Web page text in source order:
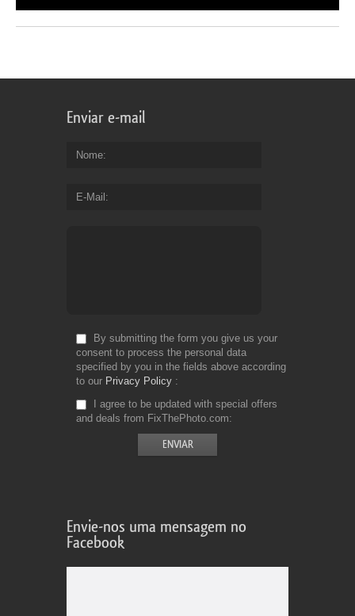
Enviar e-mail
Nome
E-Mail
By submitting the form you give us your
consent to process the personal data
specified by you in the fields above according
to our Privacy Policy
I agree to be updated with special offers
and deals from FixThePhoto.com
Envie-nos uma mensagem no
Facebook